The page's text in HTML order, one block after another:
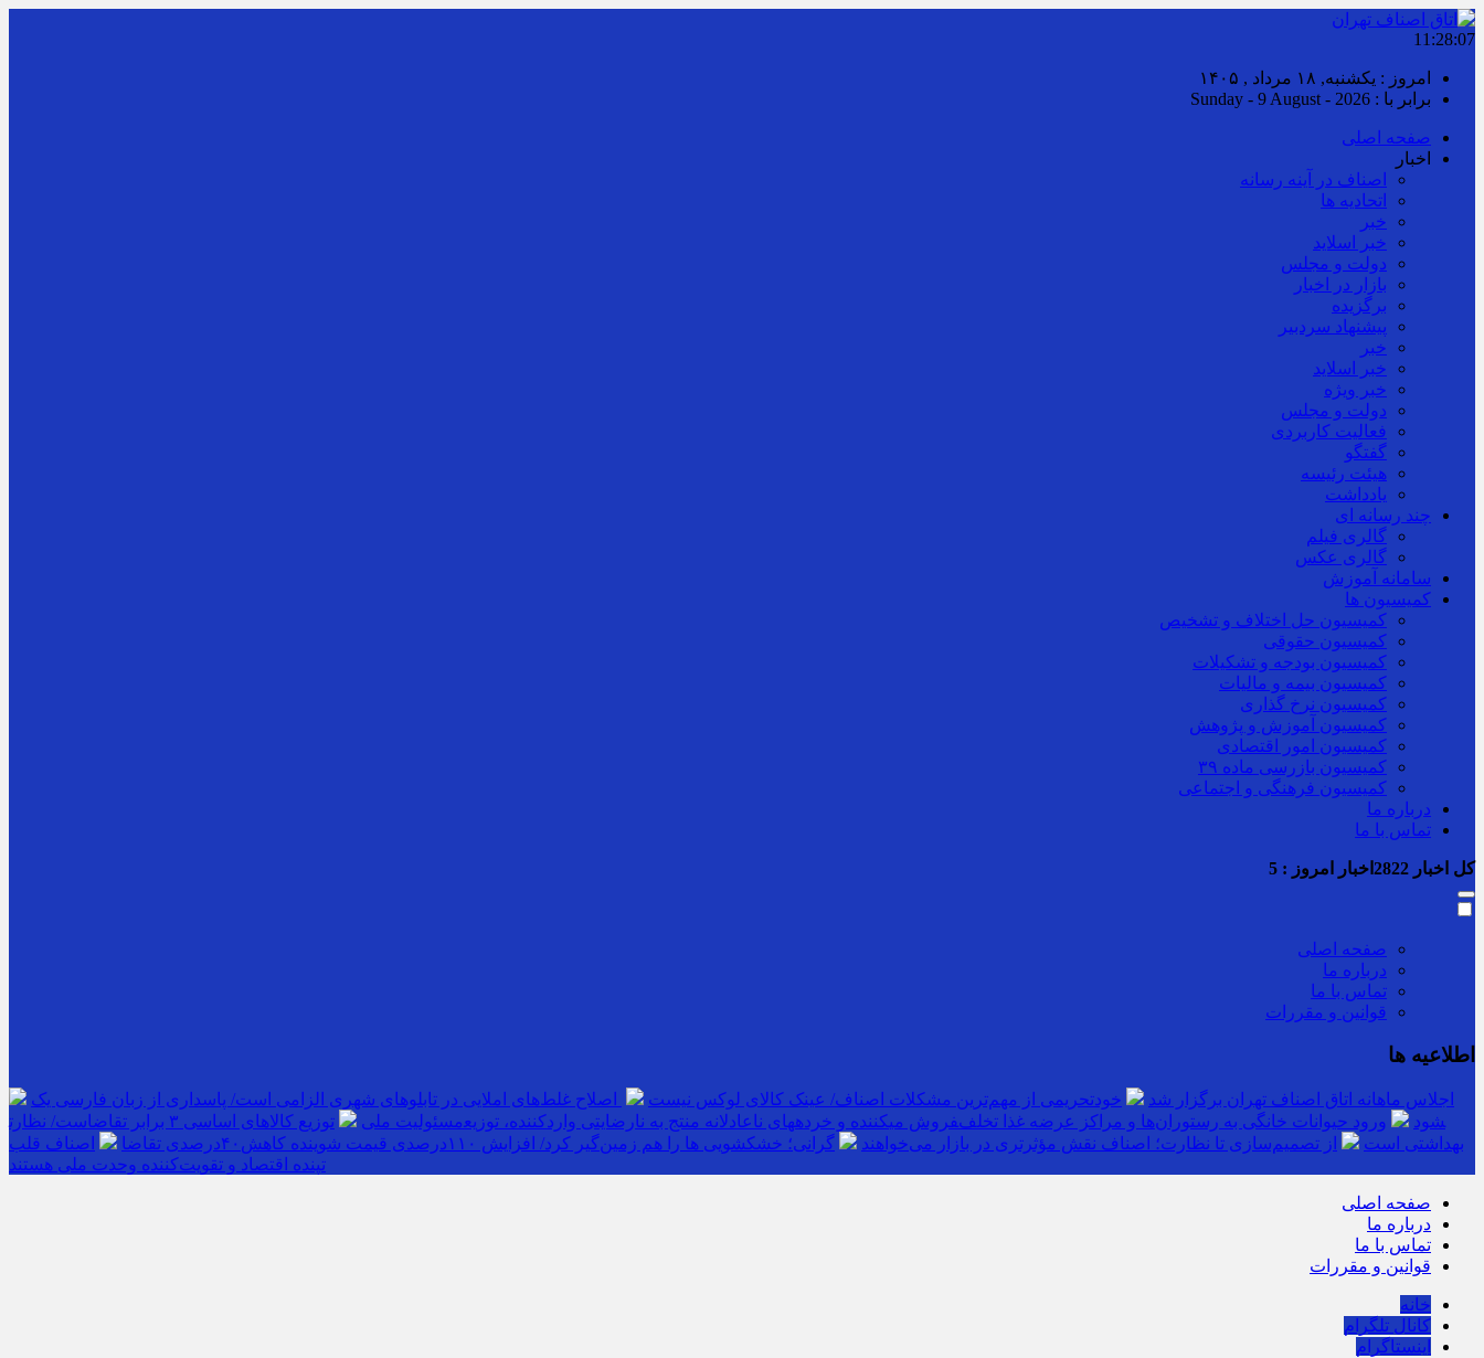
11:28:08
امروز : یکشنبه, ۱۸ مرداد , ۱۴۰۵
برابر با : Sunday - 9 August - 2026
صفحه اصلی
اخبار
اصناف در آینه رسانه
اتحادیه ها
خبر
خبر اسلايد
دولت و مجلس
بازار در اخبار
برگزیده
پیشنهاد سردبیر
خبر
خبر اسلايد
خبر ویژه
دولت و مجلس
فعالیت کاربردی
گفتگو
هیئت رئیسه
یادداشت
چند رسانه ای
گالری فیلم
گالری عکس
سامانه آموزش
کمیسیون ها
کمیسیون حل اختلاف و تشخیص
کمیسیون حقوقی
کمیسیون بودجه و تشکیلات
کمیسیون بیمه و مالیات
کمیسیون نرخ گذاری
کمیسیون آموزش و پژوهش
کمیسیون امور اقتصادی
کمیسیون بازرسی ماده ۳۹
کمیسیون فرهنگی و اجتماعی
درباره ما
تماس با ما
کل اخبار اخبار امروز : 5
صفحه اصلی
درباره ما
تماس با ما
قوانین و مقررات
اطلاعیه ها
اجلاس ماهانه اتاق اصناف تهران برگزار شد خودتحریمی از مهم‌ترین مشکلات اصناف/ عینک کالای لوکس نیست
اصلاح غلط‌های املایی در تابلوهای شهری الزامی است/ پاسداری از زبان فارسی یک
مسئولیت ملی
توزیع کالاهای اساسی ۳ برابر تقاضاست/ نظارت‎های ناعادلانه منتج به نارضایتی واردکننده، توزیع‎کننده و خرده‎فروش می‎شود
ورود حیوانات خانگی به رستوران‌ها و مراکز عرضه غذا تخلف
بهداشتی است
از تصمیم‌سازی تا نظارت؛ اصناف نقش مؤثرتری در بازار می‌خواهند گرانی؛ خشکشویی‌ ها را هم زمین‌گیر کرد/ افزایش ۱۱۰درصدی قیمت شوینده کاهش۴۰درصدی تقاضا
اصناف قلب
تپنده اقتصاد و تقویت‌کننده وحدت ملی هستند
صفحه اصلی
درباره ما
تماس با ما
قوانین و مقررات
خانه
کانال تلگرام
اینستاگرام